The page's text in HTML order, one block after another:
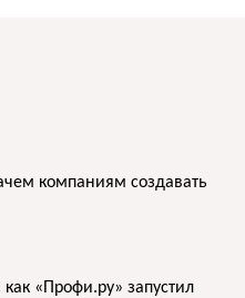
компаниям создавать
«Профи.ру» запустил